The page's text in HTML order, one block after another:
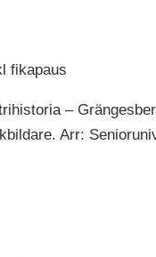
fikapaus
–
Arr: